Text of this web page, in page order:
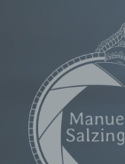
Navigation
springen
springen